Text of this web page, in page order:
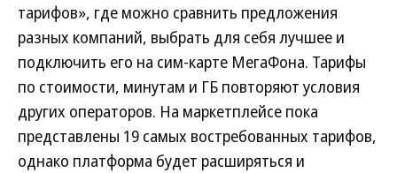
тарифов», где можно сравнить предложения
разных компаний, выбрать для себя лучшее и
подключить его на сим-карте МегаФона. Тарифы
по стоимости, минутам и ГБ повторяют условия
других операторов. На маркетплейсе пока
представлены 19 самых востребованных тарифов,
однако платформа будет расширяться и